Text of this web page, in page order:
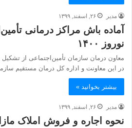
مدیر ۲۶, اسفند, ۱۳۹۹
آماده باش مراکز درمانی
نوروز ۱۴۰۰
معاون درمان سازمان تأمین‌اجتماعی از
در این معاونت و اداره ‌کل درمان مستقیم
بیشتر بخوانید »
مدیر ۲۶, اسفند, ۱۳۹۹
نحوه اجاره و فروش املاک